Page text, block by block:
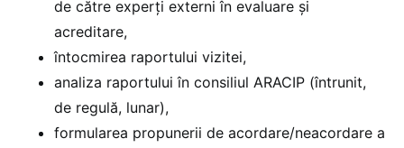
de către experți externi în evaluare și
acreditare,
întocmirea raportului vizitei,
analiza raportului în consiliul ARACIP (întrunit,
de regulă, lunar),
formularea propunerii de acordare/neacordare a